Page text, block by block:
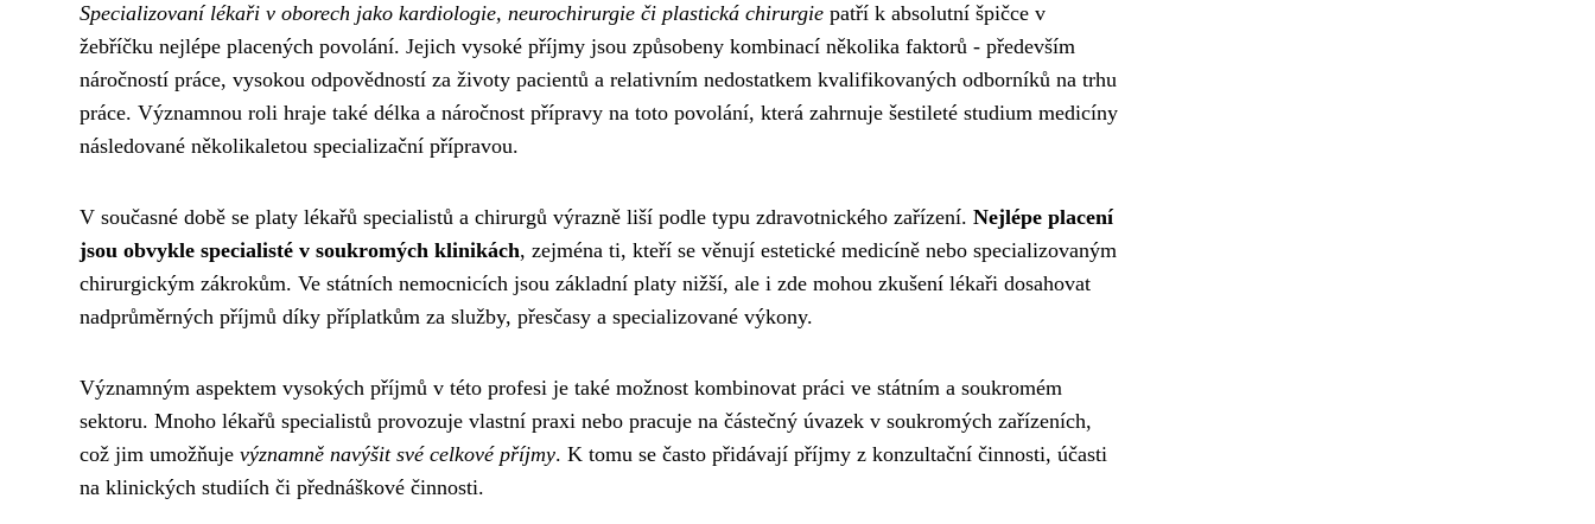
Specializovaní lékaři v oborech jako kardiologie, neurochirurgie či plastická chirurgie patří k absolutní špičce v
žebříčku nejlépe placených povolání. Jejich vysoké příjmy jsou způsobeny kombinací několika faktorů - především
náročností práce, vysokou odpovědností za životy pacientů a relativním nedostatkem kvalifikovaných odborníků na trhu
práce. Významnou roli hraje také délka a náročnost přípravy na toto povolání, která zahrnuje šestileté studium medicíny
následované několikaletou specializační přípravou.
V současné době se platy lékařů specialistů a chirurgů výrazně liší podle typu zdravotnického zařízení. Nejlépe placení
jsou obvykle specialisté v soukromých klinikách, zejména ti, kteří se věnují estetické medicíně nebo specializovaným
chirurgickým zákrokům. Ve státních nemocnicích jsou základní platy nižší, ale i zde mohou zkušení lékaři dosahovat
nadprůměrných příjmů díky příplatkům za služby, přesčasy a specializované výkony.
Významným aspektem vysokých příjmů v této profesi je také možnost kombinovat práci ve státním a soukromém
sektoru. Mnoho lékařů specialistů provozuje vlastní praxi nebo pracuje na částečný úvazek v soukromých zařízeních,
což jim umožňuje významně navýšit své celkové příjmy. K tomu se často přidávají příjmy z konzultační činnosti, účasti
na klinických studiích či přednáškové činnosti.